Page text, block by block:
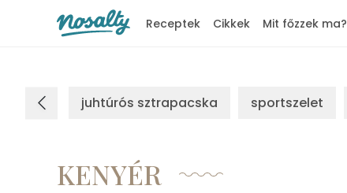
Receptek Cikkek Mit főzzek ma?
juhtúrós sztrapacska sportszelet
KENYÉR